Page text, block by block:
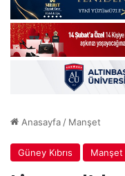
Anasayfa / Manşet
Güney Kıbrıs Manşet